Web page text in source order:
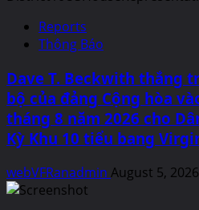
Reports
Thông Báo
Dave T. Beckwith thắng
bộ của đảng Cộng hòa
tháng 8 năm 2026 cho
Kỳ Khu 10 tiểu bang
webVFRanadmin August 5, 2026